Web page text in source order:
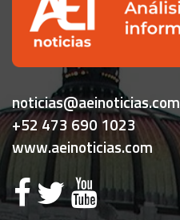
noticias@aeinoticias.com
+52 473 690 1023
www.aeinoticias.com